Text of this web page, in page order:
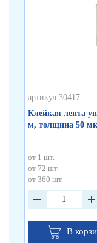
артикул 30417
Клейкая лента
м, толщина 50
от 1 шт.
от 72 шт.
от 360 шт.
В